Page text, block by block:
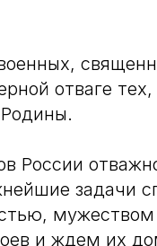
отваге тех,
России
задачи
мужеством
и ждем их